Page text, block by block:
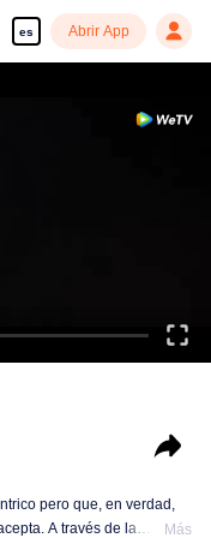
es Abrir App
pero que, en verdad,
A través de la
Más